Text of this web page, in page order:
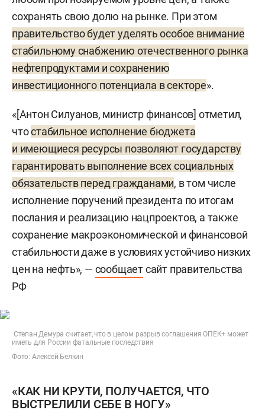
сохранять свою долю на рынке. При этом
правительство будет уделять особое внимание
стабильному снабжению отечественного рынка
нефтепродуктами и сохранению
инвестиционного потенциала в секторе».
«[Антон Силуанов, министр финансов] отметил,
чтостабильное исполнение бюджета
и имеющиеся ресурсы позволяют государству
гарантировать выполнение всех социальных
обязательств перед гражданами, в том числе
исполнение поручений президента по итогам
послания и реализацию нацпроектов, а также
сохранение макроэкономической и финансовой
стабильности даже в условиях устойчиво низких
цен на нефть», — сообщаетсайт правительства
РФ
Степан Демура считает, что в целом разрыв соглашения ОПЕК+ может
иметь для России фатальные последствия
Фото: Алексей Белкин
«КАК НИ КРУТИ, ПОЛУЧАЕТСЯ, ЧТО
ВЫСТРЕЛИЛИ СЕБЕ В НОГУ»